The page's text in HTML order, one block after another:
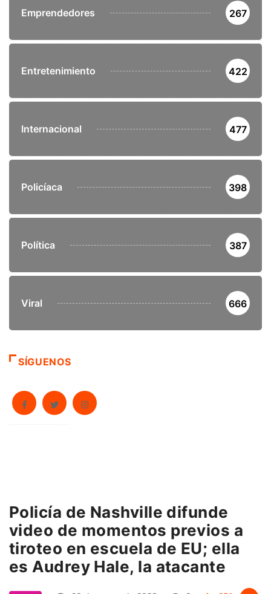
Emprendedores 267
Entretenimiento 422
Internacional 477
Policíaca 398
Política 387
Viral 666
SÍGUENOS
Policía de Nashville difunde
video de momentos previos a
tiroteo en escuela de EU; ella
es Audrey Hale, la atacante